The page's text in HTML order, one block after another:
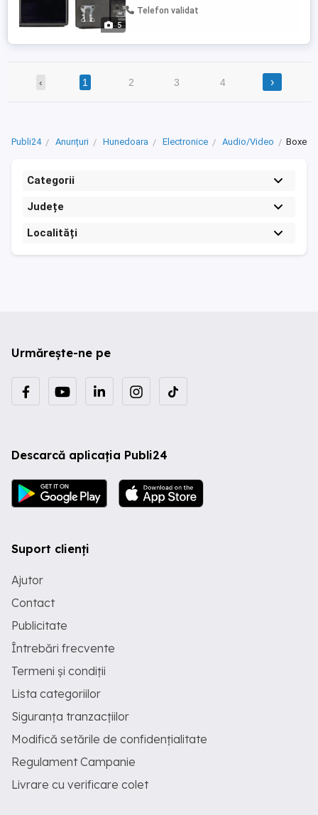
5
greutatii nu trimit in tara. SPL max la 1 m:
Telefon validat
‹ 1 2 3 4 ›
Publi24 Anunțuri Hunedoara Electronice Audio/Video Boxe
Categorii
Județe
Localități
Urmărește-ne pe
Descarcă aplicația Publi24
Suport clienți
Ajutor
Contact
Publicitate
Întrebări frecvente
Termeni și condiții
Lista categoriilor
Siguranța tranzacțiilor
Modifică setările de confidențialitate
Regulament Campanie
Livrare cu verificare colet